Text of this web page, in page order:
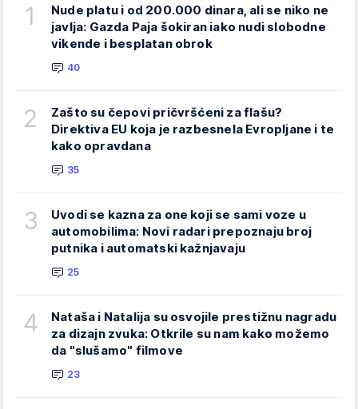
1
Nude platu i od 200.000 dinara, ali se niko ne
javlja: Gazda Paja šokiran iako nudi slobodne
vikende i besplatan obrok
40
2
Zašto su čepovi pričvršćeni za flašu?
Direktiva EU koja je razbesnela Evropljane i te
kako opravdana
35
3
Uvodi se kazna za one koji se sami voze u
automobilima: Novi radari prepoznaju broj
putnika i automatski kažnjavaju
25
4
Nataša i Natalija su osvojile prestižnu nagradu
za dizajn zvuka: Otkrile su nam kako možemo
da "slušamo" filmove
23